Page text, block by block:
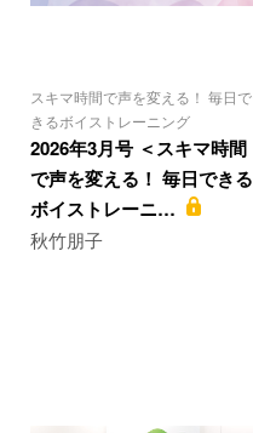
スキマ時間で声を変える！ 毎日で
きるボイストレーニング
2026年3月号 ＜スキマ時間
で声を変える！ 毎日できる
ボイストレーニ…
秋竹朋子